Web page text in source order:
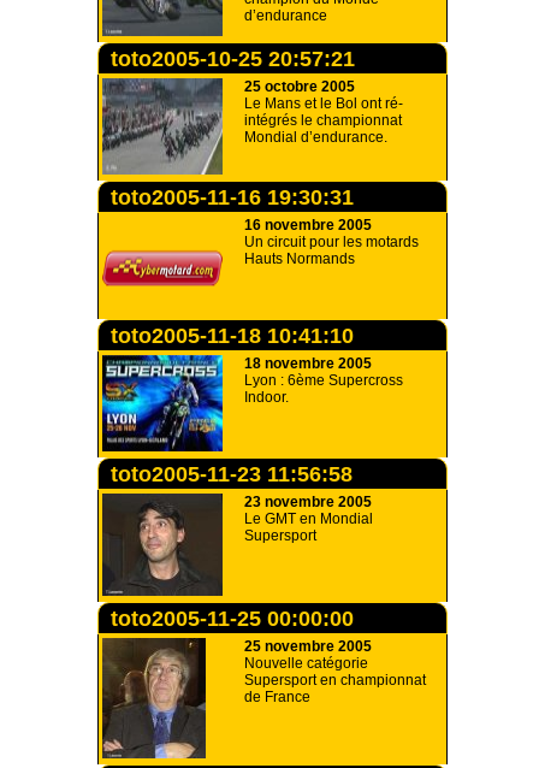
d’endurance
toto2005-10-25 20:57:21
25 octobre 2005
Le Mans et le Bol ont ré-
intégrés le championnat
Mondial d’endurance.
toto2005-11-16 19:30:31
16 novembre 2005
Un circuit pour les motards
Hauts Normands
toto2005-11-18 10:41:10
18 novembre 2005
Lyon : 6ème Supercross
Indoor.
toto2005-11-23 11:56:58
23 novembre 2005
Le GMT en Mondial
Supersport
toto2005-11-25 00:00:00
25 novembre 2005
Nouvelle catégorie
Supersport en championnat
de France